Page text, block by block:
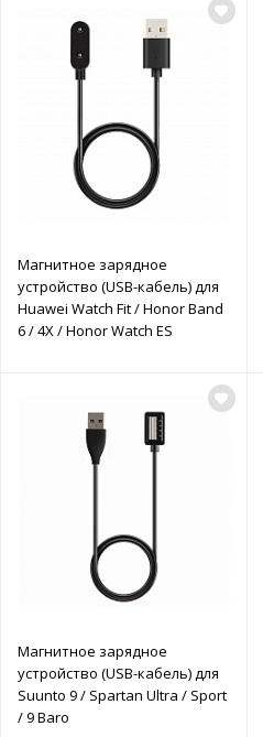
Магнитное зарядное
устройство (USB-кабель) для
Huawei Watch Fit / Honor Band
6 / 4X / Honor Watch ES
Магнитное зарядное
устройство (USB-кабель) для
Suunto 9 / Spartan Ultra / Sport
/ 9 Baro